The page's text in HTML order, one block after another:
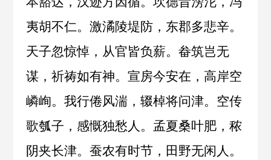
夷胡不仁。激潏陵堤防，东郡多悲辛。
天子忽惊悼，从官皆负薪。畚筑岂无
谋，祈祷如有神。宣房今安在，高岸空
嶙峋。我行倦风湍，辍棹将问津。空传
歌瓠子，感慨独愁人。孟夏桑叶肥，秾
阴夹长津。蚕农有时节，田野无闲人。